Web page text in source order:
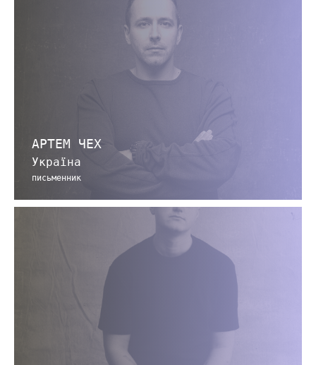
АРТЕМ ЧЕХ
Україна
письменник